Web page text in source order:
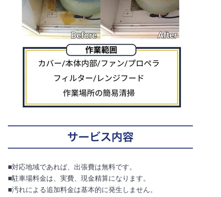
■対応地域であれば、出張費は無料です。
■駐車場料金は、実費、現金精算になります。
■汚れによる追加料金は基本的に発生しません。